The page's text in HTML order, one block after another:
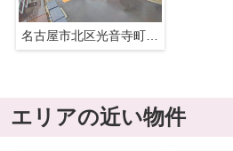
名古屋市北区光音寺町３丁目41『仲介料無料』新築戸建て
エリアの近い物件